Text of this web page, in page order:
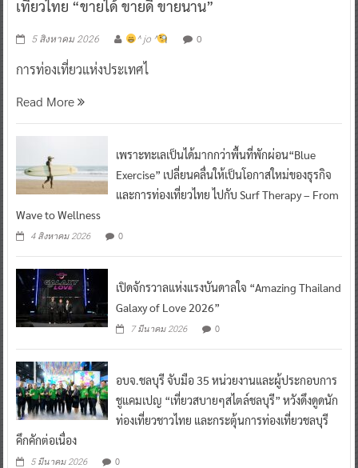
เที่ยวไทย “ขายได้ ขายดี ขายนาน”
5 สิงหาคม 2026 ^ jo ^ 0
การท่องเที่ยวแห่งประเทศไ
Read More
เพราะทะเลเป็นได้มากกว่าพื้นที่พักผ่อน“Blue
Exercise” เปลี่ยนคลื่นให้เป็นโอกาสใหม่ของธุรกิจ
และการท่องเที่ยวไทย ไปกับ Surf Therapy – From
Wave to Wellness
4 สิงหาคม 2026 0
เปิดจักรวาลแห่งแรงบันดาลใจ “Amazing Thailand
Galaxy of Love 2026”
7 มีนาคม 2026 0
อบจ.ชลบุรี จับมือ 35 หน่วยงานและผู้ประกอบการ
ชูแคมเปญ “เที่ยวสบายๆสไตล์ชลบุรี” หวังดึงดูดนัก
ท่องเที่ยวชาวไทย และกระตุ้นการท่องเที่ยวชลบุรี
คึกคักต่อเนื่อง
5 มีนาคม 2026 0